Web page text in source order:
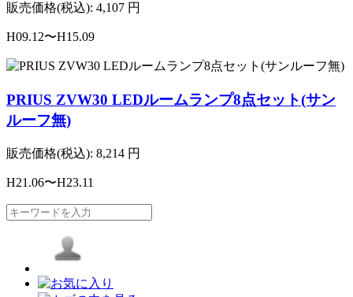
販売価格(税込): 4,107 円
H09.12〜H15.09
PRIUS ZVW30 LEDルームランプ8点セット(サン
ルーフ無)
販売価格(税込): 8,214 円
H21.06〜H23.11